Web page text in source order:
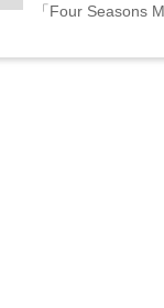
「Four Seasons